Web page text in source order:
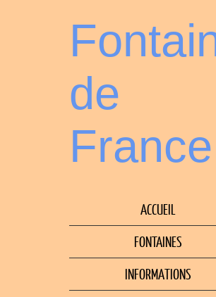
de
France
ACCUEIL
FONTAINES
INFORMATIONS